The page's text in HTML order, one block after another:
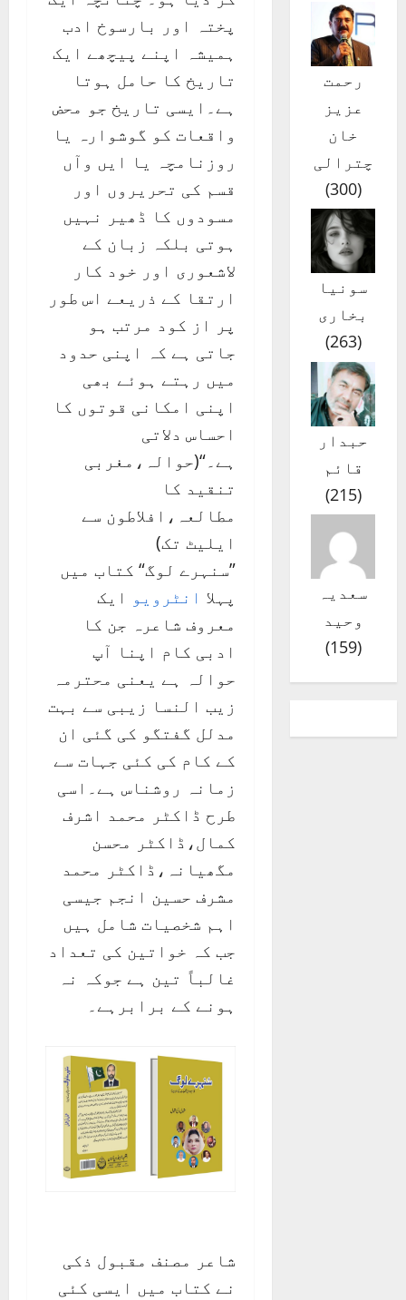
پختہ اور بارسوخ ادب
ہمیشہ اپنے پیچھے ایک
تاریخ کا حامل ہوتا
ہے۔ایسی تاریخ جو محض
واقعات کو گوشوارہ یا
روزنامچہ یا ایں وآں
قسم کی تحریروں اور
مسودوں کا ڈھیر نہیں
ہوتی بلکہ زبان کے
لاشعوری اور خود کار
ارتقا کے ذریعے اس طور
پر از کود مرتب ہو
جاتی ہے کہ اپنی حدود
میں رہتے ہوئے بھی
اپنی امکانی قوتوں کا
احساس دلاتی
ہے۔“(حوالہ،مغربی
تنقید کا
مطالعہ،افلاطون سے
ایلیٹ تک)
”سنہرے لوگ“ کتاب میں
پہلا انٹرویو ایک
معروف شاعرہ جن کا
ادبی کام اپنا آپ
حوالہ ہے یعنی محترمہ
زیب النسا زیبی سے بہت
مدلل گفتگو کی گئی ان
کے کام کی کئی جہات سے
زمانہ روشناس ہے۔اسی
طرح ڈاکٹر محمد اشرف
کمال،ڈاکٹر محسن
مگھیانہ،ڈاکٹر محمد
مشرف حسین انجم جیسی
اہم شخصیات شامل ہیں
جب کہ خواتین کی تعداد
غالباً تین ہے جوکہ نہ
ہونے کے برابرہے۔
شاعر مصنف مقبول ذکی
نے کتاب میں ایسی کئی
رحمت
عزیز
خان
چترالی
(
300
)
سونیا
بخاری
(
263
)
حبدار
قائم
(
215
)
سعدیہ
وحید
(
159
)